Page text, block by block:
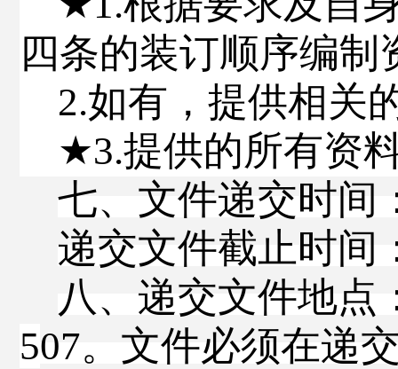
四条的装订顺序编制
2.如有，提供相关
★3.提供的所有资
七、文件递交时间
递交文件截止时间
八、递交文件地点
507。文件必须在递